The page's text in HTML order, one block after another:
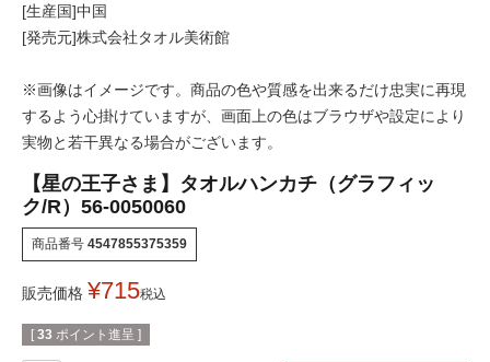
[生産国]中国
[発売元]株式会社タオル美術館
※画像はイメージです。商品の色や質感を出来るだけ忠実に再現
するよう心掛けていますが、画面上の色はブラウザや設定により
実物と若干異なる場合がございます。
【星の王子さま】タオルハンカチ（グラフィッ
ク/R）56-0050060
商品番号 4547855375359
販売価格 ¥715税込
[ 33 ポイント進呈 ]